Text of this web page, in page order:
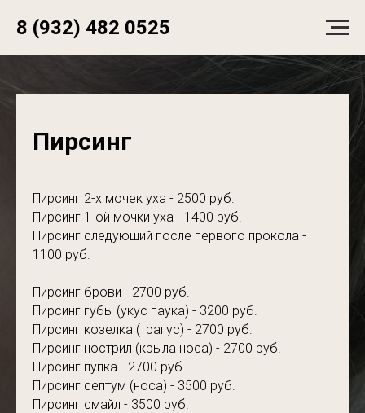
8 (932) 482 0525
Пирсинг
Пирсинг 2-х мочек уха - 2500 руб.
Пирсинг 1-ой мочки уха - 1400 руб.
Пирсинг следующий после первого прокола -
1100 руб.
Пирсинг брови - 2700 руб.
Пирсинг губы (укус паука) - 3200 руб.
Пирсинг козелка (трагус) - 2700 руб.
Пирсинг нострил (крыла носа) - 2700 руб.
Пирсинг пупка - 2700 руб.
Пирсинг септум (носа) - 3500 руб.
Пирсинг смайл - 3500 руб.